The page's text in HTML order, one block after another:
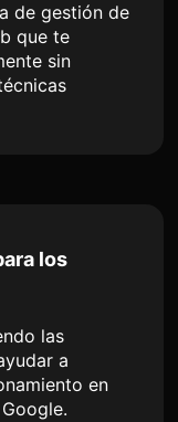
de gestión de
que te
sin
los
las
a
en